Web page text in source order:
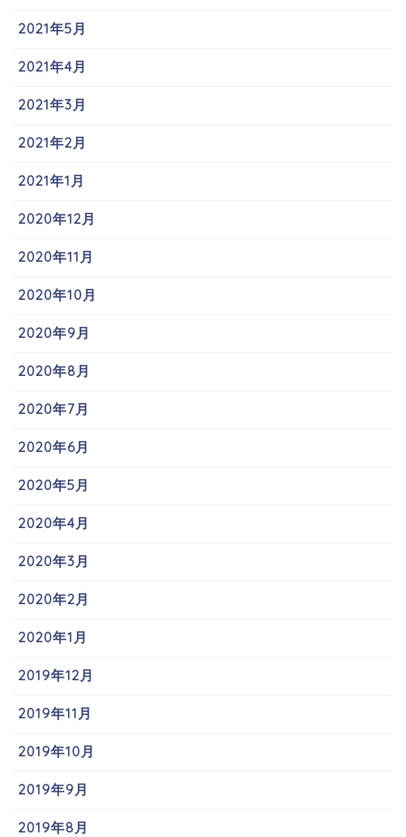
2021年5月
2021年4月
2021年3月
2021年2月
2021年1月
2020年12月
2020年11月
2020年10月
2020年9月
2020年8月
2020年7月
2020年6月
2020年5月
2020年4月
2020年3月
2020年2月
2020年1月
2019年12月
2019年11月
2019年10月
2019年9月
2019年8月